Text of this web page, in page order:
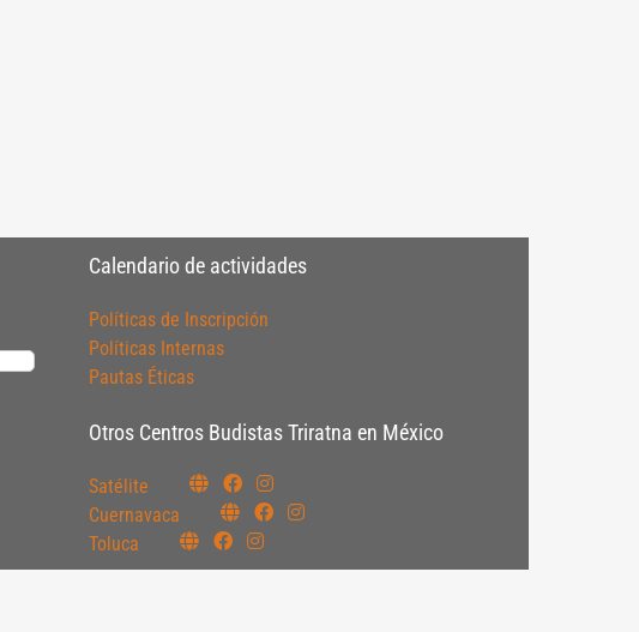
Calendario de actividades
Políticas de Inscripción
Políticas Internas
Pautas Éticas
Otros Centros Budistas Triratna en México
Satélite
Cuernavaca
Toluca